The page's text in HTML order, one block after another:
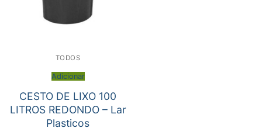
TODOS
Adicionar
CESTO DE LIXO 100
LITROS REDONDO – Lar
Plasticos